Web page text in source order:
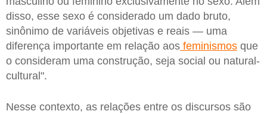
disso, esse sexo é considerado um dado bruto,
sinônimo de variáveis objetivas e reais — uma
diferença importante em relação aos feminismos que
o consideram uma construção, seja social ou natural-
cultural".
Nesse contexto, as relações entre os discursos são